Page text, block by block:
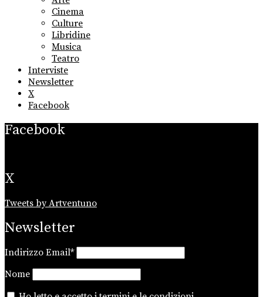
menu
Cinema
Culture
Libridine
Musica
Teatro
Interviste
Newsletter
X
Facebook
Facebook
X
Tweets by Artventuno
Newsletter
Indirizzo Email*
Nome